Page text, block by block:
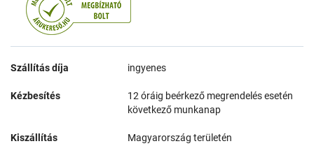
Szállítás díja ingyenes
Kézbesítés
12 óráig beérkező megrendelés esetén
következő munkanap
Kiszállítás Magyarország területén